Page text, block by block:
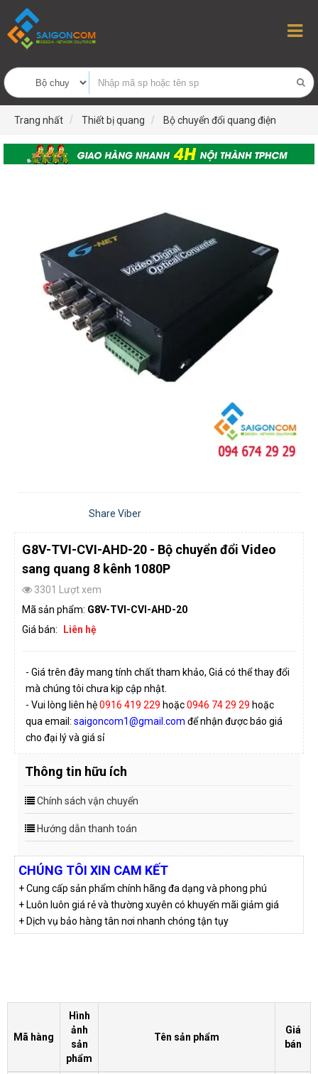
Trang nhất Thiết bị quang Bộ chuyển đổi quang điện
Share Viber
G8V-TVI-CVI-AHD-20 - Bộ chuyển đổi Video
sang quang 8 kênh 1080P
3301 Lượt xem
Mã sản phẩm: G8V-TVI-CVI-AHD-20
Giá bán:
Liên hệ
- Giá trên đây mang tính chất tham khảo, Giá có thể thay đổi
mà chúng tôi chưa kịp cập nhật.
- Vui lòng liên hệ0916 419 229 hoặc0946 74 29 29 hoặc
qua email: saigoncom1@gmail.com để nhận được báo giá
cho đại lý và giá sỉ
Thông tin hữu ích
Chính sách vận chuyển
Hướng dẫn thanh toán
CHÚNG TÔI XIN CAM KẾT
+ Cung cấp sản phẩm chính hãng đa dạng và phong phú
+ Luôn luôn giá rẻ và thường xuyên có khuyến mãi giảm giá
+ Dịch vụ bảo hàng tân nơi nhanh chóng tận tụy
Mã hàng
Hình
ảnh
sản
phẩm
Tên sản phẩm
Giá
bán